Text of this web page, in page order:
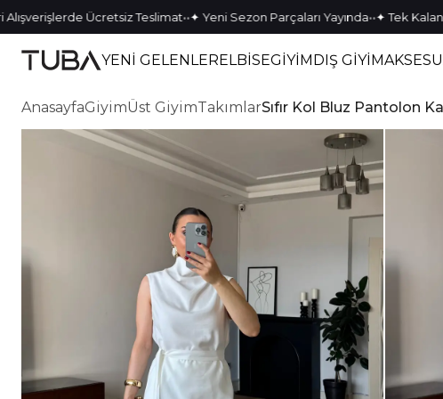
Ücretsiz Teslimat••✦ Yeni Sezon Parçaları Yayında••✦ Tek Kalan
YENİ GELENLERELBİSEGİYİMDIŞ GİYİM
AnasayfaGiyimÜst GiyimTakımlarSıfır Kol Bluz Pantolon